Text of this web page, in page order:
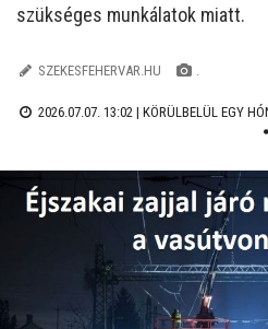
szükséges munkálatok miatt.
SZEKESFEHERVAR.HU .
2026.07.07. 13:02 | KÖRÜLBELÜL EGY